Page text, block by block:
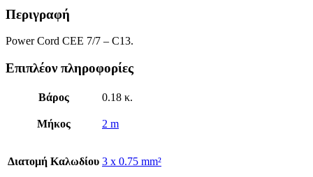
Περιγραφή
Power Cord CEE 7/7 – C13.
Επιπλέον πληροφορίες
Βάρος 0.18 κ.
Μήκος 2 m
Διατομή Καλωδίου 3 x 0.75 mm²